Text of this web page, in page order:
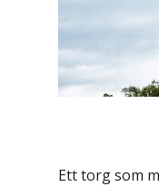
Ett torg som